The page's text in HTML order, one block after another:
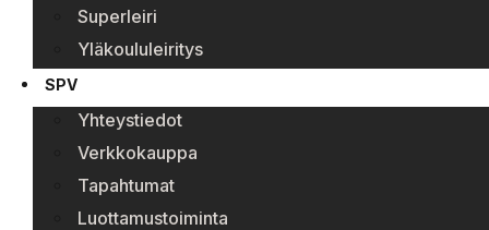
Superleiri
Yläkoululeiritys
SPV
Yhteystiedot
Verkkokauppa
Tapahtumat
Luottamustoiminta